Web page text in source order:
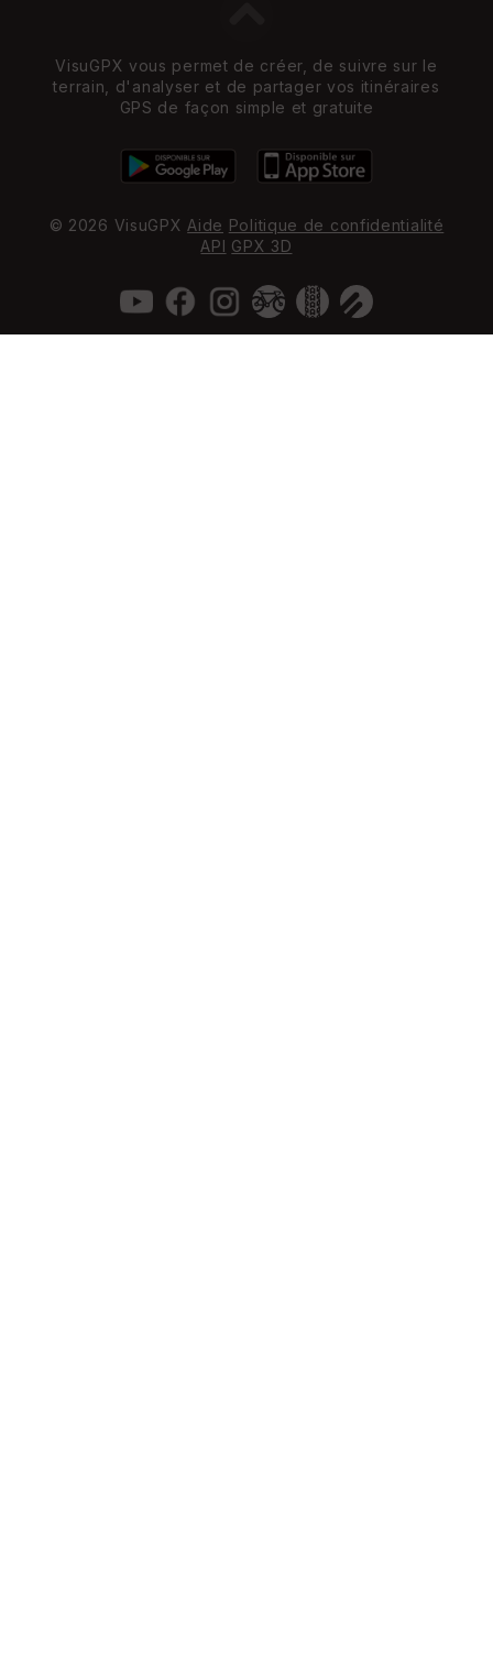
VisuGPX vous permet de créer, de suivre sur le
terrain, d'analyser et de partager vos itinéraires
GPS de façon simple et gratuite
© 2026 VisuGPX Aide Politique de confidentialité
API GPX 3D